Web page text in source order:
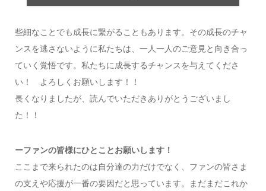
些細なことでも成長に繋がることもあります。その成長のチャ
ンスを逃さないように私たちは、一人一人のご意見と向き合っ
ていく覚悟です。私たちに成長するチャンスを与えてくださ
い！ よろしくお願いします！！
長くなりましたが、読んでいただきありがとうございまし
た！！
ーファンの皆様にひとことお願いします！
ここまで来られたのは自分達の力だけでなく、ファンの皆さま
の支えや応援が一番の要因だと思っています。まだまだこれか